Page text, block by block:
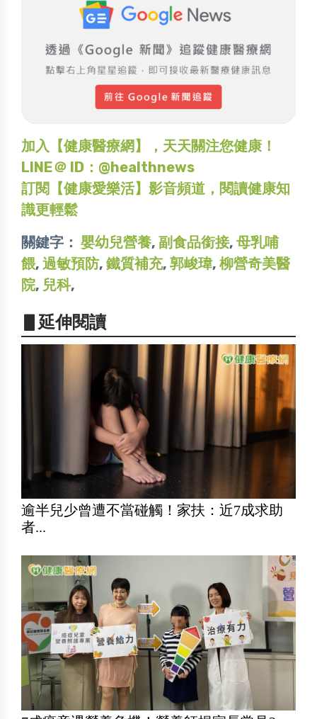
加入【健康醫療網】，天天關注您健康！
LINE＠ ID：@healthnews
訂閱【健康愛樂活】影音頻道，閱讀健康知
識更輕鬆
關鍵字： 嬰幼兒營養, 副食品銜接, 母乳哺
餵, 過敏預防, 鐵質補充, 郭峻瑋, 柳營奇美醫
院, 兒科,
▋延伸閱讀
逾半兒少曾遭不當碰觸！家扶：近7成求助
者...